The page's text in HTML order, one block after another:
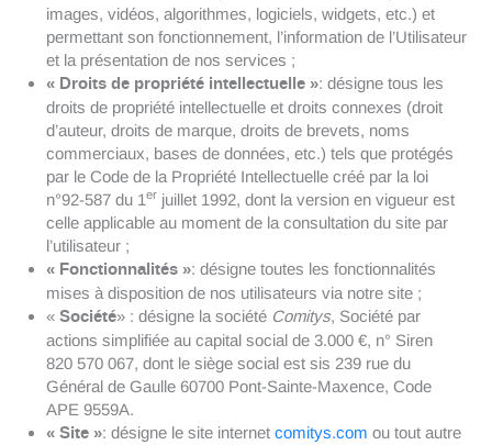
images, vidéos, algorithmes, logiciels, widgets, etc.) et
permettant son fonctionnement, l’information de l’Utilisateur
et la présentation de nos services ;
« Droits de propriété intellectuelle »: désigne tous les
droits de propriété intellectuelle et droits connexes (droit
d’auteur, droits de marque, droits de brevets, noms
commerciaux, bases de données, etc.) tels que protégés
par le Code de la Propriété Intellectuelle créé par la loi
n°92-587 du 1er juillet 1992, dont la version en vigueur est
celle applicable au moment de la consultation du site par
l’utilisateur ;
« Fonctionnalités »: désigne toutes les fonctionnalités
mises à disposition de nos utilisateurs via notre site ;
«Société» : désigne la société Comitys, Société par
actions simplifiée au capital social de 3.000 €, n° Siren
820 570 067, dont le siège social est sis 239 rue du
Général de Gaulle 60700 Pont-Sainte-Maxence, Code
APE 9559A.
« Site »: désigne le site internetcomitys.com ou tout autre